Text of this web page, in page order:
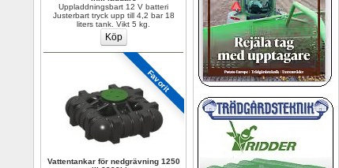
Uppladdningsbart 12 V batteri
Justerbart tryck upp till 4,2 bar 18
liters tank. Vikt 5 kg.
Favorit
Vattentankar för nedgrävning 1250